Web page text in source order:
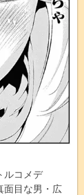
ルコメデ
面目な男・広